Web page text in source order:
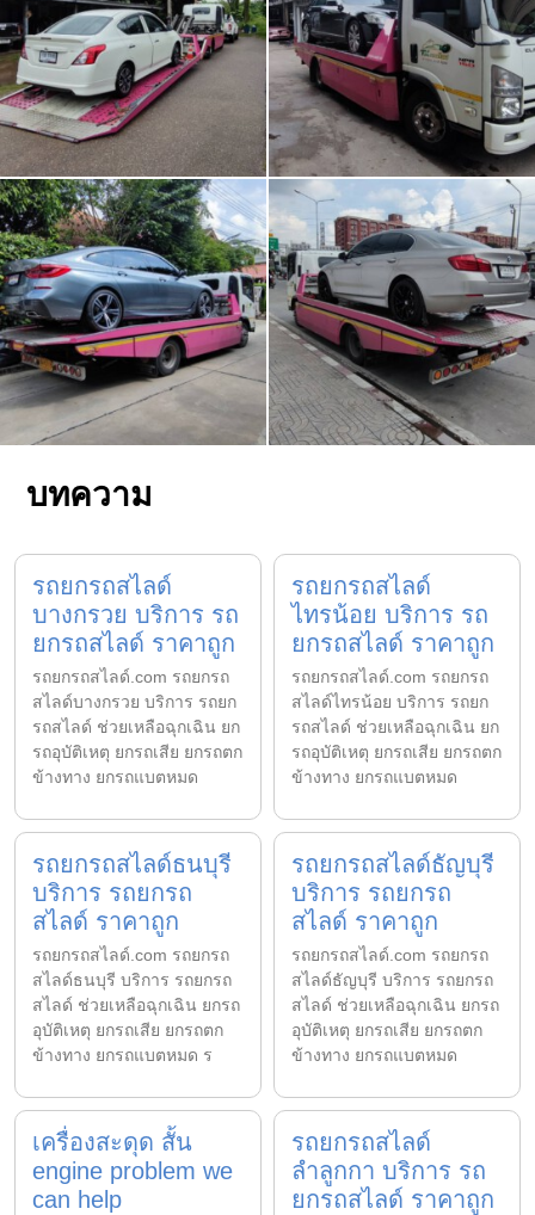
บทความ
รถยกรถสไลด์
บางกรวย บริการ รถ
ยกรถสไลด์ ราคาถูก
รถยกรถสไลด์.com รถยกรถ
สไลด์บางกรวย บริการ รถยก
รถสไลด์ ช่วยเหลือฉุกเฉิน ยก
รถอุบัติเหตุ ยกรถเสีย ยกรถตก
ข้างทาง ยกรถแบตหมด
รถยกรถสไลด์
ไทรน้อย บริการ รถ
ยกรถสไลด์ ราคาถูก
รถยกรถสไลด์.com รถยกรถ
สไลด์ไทรน้อย บริการ รถยก
รถสไลด์ ช่วยเหลือฉุกเฉิน ยก
รถอุบัติเหตุ ยกรถเสีย ยกรถตก
ข้างทาง ยกรถแบตหมด
รถยกรถสไลด์ธนบุรี
บริการ รถยกรถ
สไลด์ ราคาถูก
รถยกรถสไลด์.com รถยกรถ
สไลด์ธนบุรี บริการ รถยกรถ
สไลด์ ช่วยเหลือฉุกเฉิน ยกรถ
อุบัติเหตุ ยกรถเสีย ยกรถตก
ข้างทาง ยกรถแบตหมด ร
รถยกรถสไลด์ธัญบุรี
บริการ รถยกรถ
สไลด์ ราคาถูก
รถยกรถสไลด์.com รถยกรถ
สไลด์ธัญบุรี บริการ รถยกรถ
สไลด์ ช่วยเหลือฉุกเฉิน ยกรถ
อุบัติเหตุ ยกรถเสีย ยกรถตก
ข้างทาง ยกรถแบตหมด
เครื่องสะดุด สั้น
engine problem we
can help
รถยกรถสไลด์
ลำลูกกา บริการ รถ
ยกรถสไลด์ ราคาถูก